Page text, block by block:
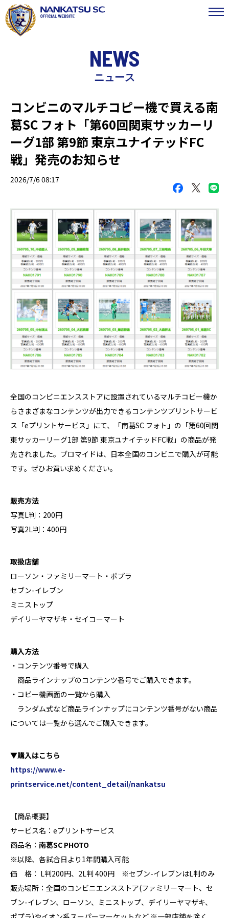
NEWS
ニュース
コンビニのマルチコピー機で買える南
葛SC フォト「第60回関東サッカーリ
ーグ1部 第9節 東京ユナイテッドFC
戦」発売のお知らせ
2026/7/6 08:17
全国のコンビニエンスストアに設置されているマルチコピー機か
らさまざまなコンテンツが出力できるコンテンツプリントサービ
ス「eプリントサービス」にて、「南葛SC フォト」の「第60回関
東サッカーリーグ1部 第9節 東京ユナイテッドFC戦」の商品が発
売されました。ブロマイドは、日本全国のコンビニで購入が可能
です。ぜひお買い求めください。
販売方法
写真L判：200円
写真2L判：400円
取扱店舗
ローソン・ファミリーマート・ポプラ
セブン-イレブン
ミニストップ
デイリーヤマザキ・セイコーマート
購入方法
・コンテンツ番号で購入
商品ラインナップのコンテンツ番号でご購入できます。
・コピー機画面の一覧から購入
ランダム式など商品ラインナップにコンテンツ番号がない商品
については一覧から選んでご購入できます。
▼購入はこちら
https://www.e-
printservice.net/content_detail/nankatsu
【商品概要】
サービス名：eプリントサービス
商品名： 南葛SC PHOTO
※以降、各試合日より1年間購入可能
価 格： L判200円、2L判 400円 ※セブン-イレブンはL判のみ
販売場所：全国のコンビニエンスストア(ファミリーマート、セ
ブン-イレブン、ローソン、ミニストップ、デイリーヤマザキ、